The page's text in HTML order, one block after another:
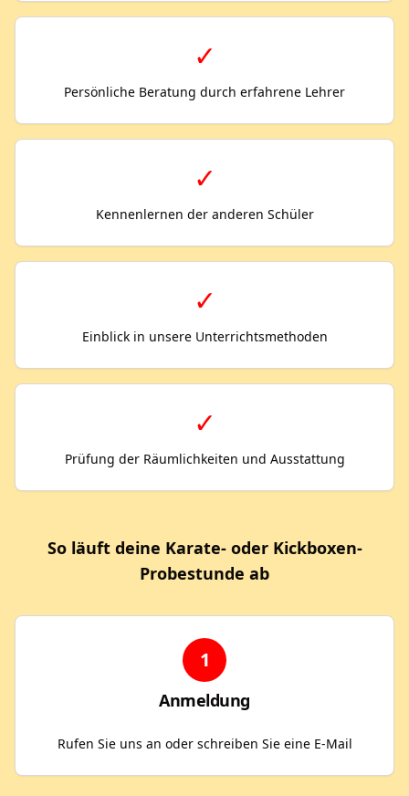
✓
Persönliche Beratung durch erfahrene Lehrer
✓
Kennenlernen der anderen Schüler
✓
Einblick in unsere Unterrichtsmethoden
✓
Prüfung der Räumlichkeiten und Ausstattung
So läuft deine Karate- oder Kickboxen-
Probestunde ab
1
Anmeldung
Rufen Sie uns an oder schreiben Sie eine E-Mail